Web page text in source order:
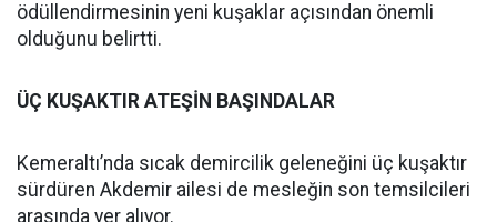
ödüllendirmesinin yeni kuşaklar açısından önemli
olduğunu belirtti.
ÜÇ KUŞAKTIR ATEŞİN BAŞINDALAR
Kemeraltı’nda sıcak demircilik geleneğini üç kuşaktır
sürdüren Akdemir ailesi de mesleğin son temsilcileri
arasında yer alıyor.